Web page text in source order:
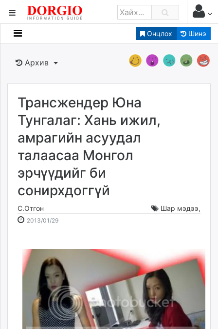
Онцлох Шинэ
Мэдээллийн
Банк санхүү
Бизнес ААН
Төрийн
Нийслэлийн
dorgio.mn
Gogo.mn
news.mn
zindaa.mn
tovch.mn
Livetv.mn
Eguur.mn
24tsag.mn
eagle.mn
ergelt.mn
Архив
Трансжендер Юна
Тунгалаг: Хань ижил,
амрагийн асуудал
талаасаа Монгол
эрчүүдийг би
сонирхдоггүй
С.Отгон Шар мэдээ,
2013/01/292013-
2026-